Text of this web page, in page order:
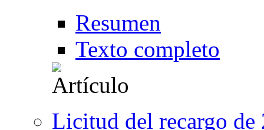
Resumen
Texto completo
Licitud del recargo